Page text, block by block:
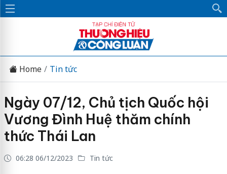
Home Tin tức
Ngày 07/12, Chủ tịch Quốc hội
Vương Đình Huệ thăm chính
thức Thái Lan
06:28 06/12/2023 Tin tức